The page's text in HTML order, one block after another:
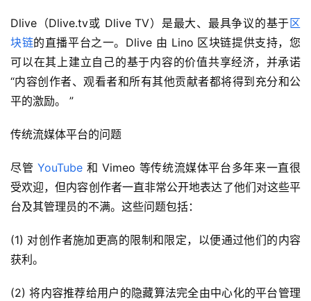
Dlive（Dlive.tv或 Dlive TV）是最大、最具争议的基于区
块链的直播平台之一。Dlive 由 Lino 区块链提供支持，您
可以在其上建立自己的基于内容的价值共享经济，并承诺
“内容创作者、观看者和所有其他贡献者都将得到充分和公
平的激励。 ”
传统流媒体平台的问题
尽管 YouTube 和 Vimeo 等传统流媒体平台多年来一直很
受欢迎，但内容创作者一直非常公开地表达了他们对这些平
台及其管理员的不满。这些问题包括：
(1) 对创作者施加更高的限制和限定，以便通过他们的内容
获利。
(2) 将内容推荐给用户的隐藏算法完全由中心化的平台管理